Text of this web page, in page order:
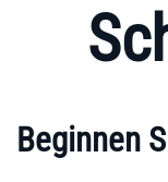
Beginnen